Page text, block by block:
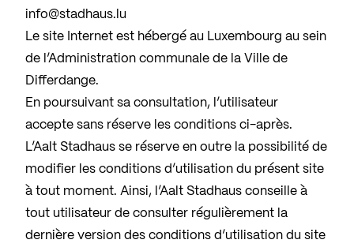
info@stadhaus.lu
Le site Internet est hébergé au Luxembourg au sein
de l’Administration communale de la Ville de
Differdange.
En poursuivant sa consultation, l’utilisateur
accepte sans réserve les conditions ci-après.
L’Aalt Stadhaus se réserve en outre la possibilité de
modifier les conditions d’utilisation du présent site
à tout moment. Ainsi, l’Aalt Stadhaus conseille à
tout utilisateur de consulter régulièrement la
dernière version des conditions d’utilisation du site